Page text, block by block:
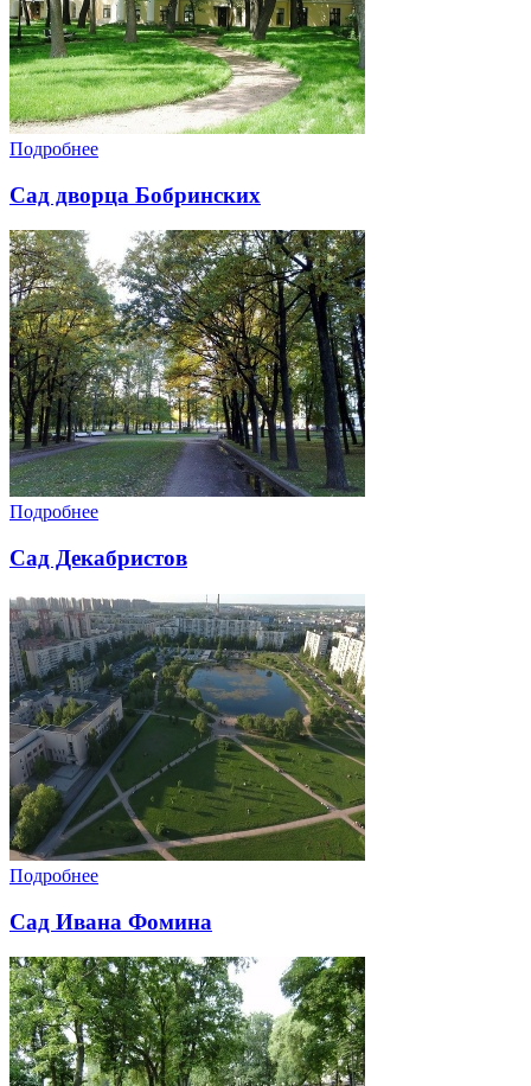
Подробнее
Сад дворца Бобринских
Подробнее
Сад Декабристов
Подробнее
Сад Ивана Фомина